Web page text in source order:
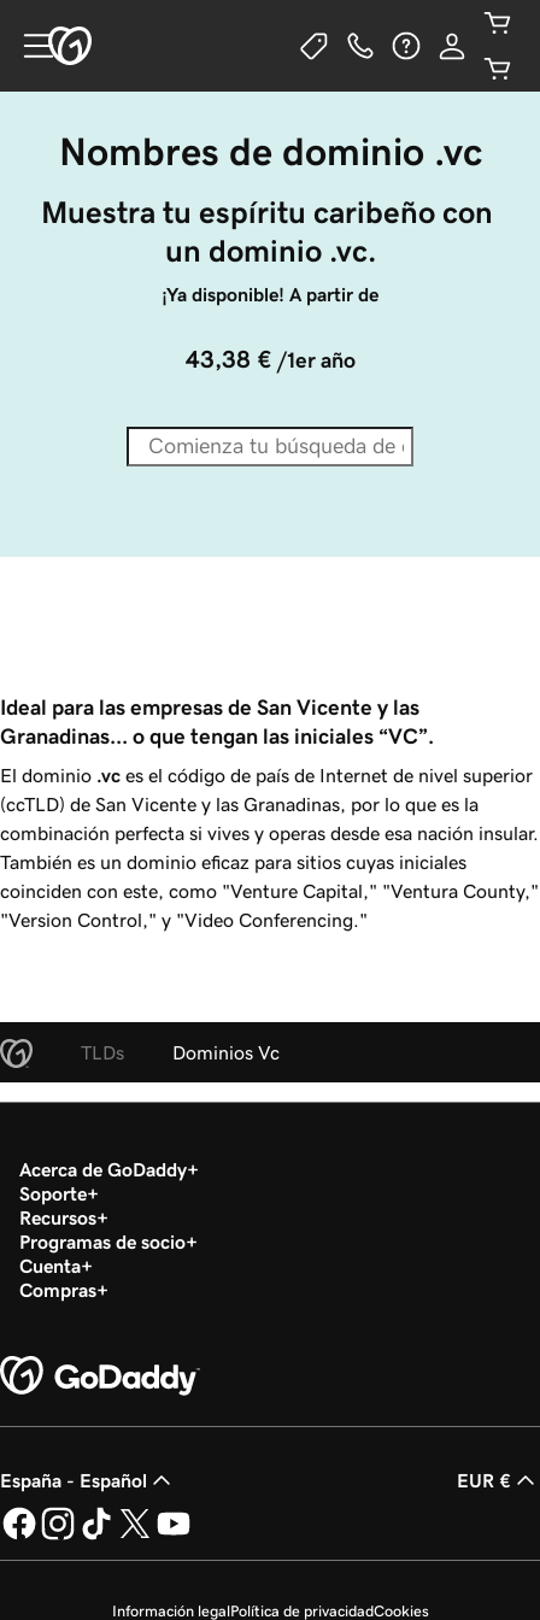
Nombres de dominio .vc
Muestra tu espíritu caribeño con
un dominio .vc.
¡Ya disponible! A partir de
43,38 € /1er año
Ideal para las empresas de San Vicente y las
Granadinas... o que tengan las iniciales “VC”.
El dominio .vc es el código de país de Internet de nivel superior
(ccTLD) de San Vicente y las Granadinas, por lo que es la
combinación perfecta si vives y operas desde esa nación insular.
También es un dominio eficaz para sitios cuyas iniciales
coinciden con este, como "Venture Capital," "Ventura County,"
"Version Control," y "Video Conferencing."
TLDs Dominios Vc
Acerca de GoDaddy
Soporte
Recursos
Programas de socio
Cuenta
Compras
España - Español EUR €
Información legalPolítica de privacidadCookies